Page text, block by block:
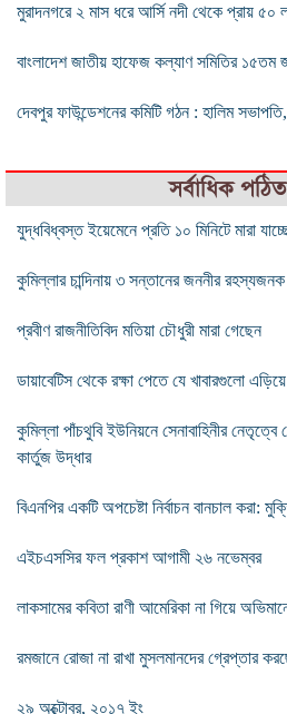
মুরাদনগরে ২ মাস ধরে আর্সি নদী থেকে প্রায় ৫০
বাংলাদেশ জাতীয় হাফেজ কল্যাণ সমিতির ১৫তম
দেবপুর ফাউন্ডেশনের কমিটি গঠন : হালিম
সর্বাধিক
যুদ্ধবিধ্বস্ত ইয়েমেনে প্রতি ১০ মিনিটে মারা
কুমিল্লার চান্দিনায় ৩ সন্তানের জননীর
প্রবীণ রাজনীতিবিদ মতিয়া চৌধুরী মারা গেছেন
ডায়াবেটিস থেকে রক্ষা পেতে যে খাবারগুলো
কুমিল্লা পাঁচথুবি ইউনিয়নে সেনাবাহিনীর
কার্তুজ উদ্ধার
বিএনপির একটি অপচেষ্টা নির্বাচন বানচাল করা:
এইচএসসির ফল প্রকাশ আগামী ২৬ নভেম্বর
লাকসামের কবিতা রাণী আমেরিকা না গিয়ে
রমজানে রোজা না রাখা মুসলমানদের গ্রেপ্তার
২৯ অক্টোবর, ২০১৭ ইং